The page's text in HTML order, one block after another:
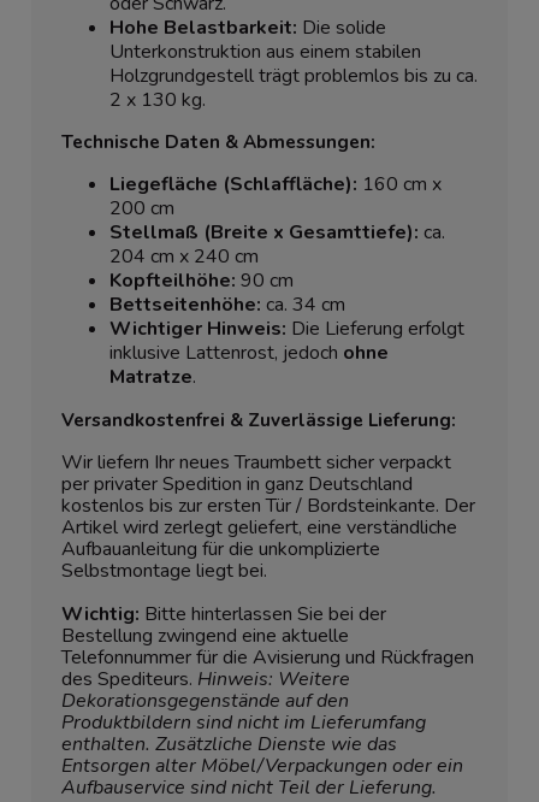
Hohe Belastbarkeit: Die solide
Unterkonstruktion aus einem stabilen
Holzgrundgestell trägt problemlos bis zu ca.
2 x 130 kg.
Technische Daten & Abmessungen:
Liegefläche (Schlaffläche): 160 cm x
200 cm
Stellmaß (Breite x Gesamttiefe): ca.
204 cm x 240 cm
Kopfteilhöhe: 90 cm
Bettseitenhöhe: ca. 34 cm
Wichtiger Hinweis: Die Lieferung erfolgt
inklusive Lattenrost, jedoch ohne
Matratze.
Versandkostenfrei & Zuverlässige Lieferung:
Wir liefern Ihr neues Traumbett sicher verpackt
per privater Spedition in ganz Deutschland
kostenlos bis zur ersten Tür / Bordsteinkante. Der
Artikel wird zerlegt geliefert, eine verständliche
Aufbauanleitung für die unkomplizierte
Selbstmontage liegt bei.
Wichtig: Bitte hinterlassen Sie bei der
Bestellung zwingend eine aktuelle
Telefonnummer für die Avisierung und Rückfragen
des Spediteurs. Hinweis: Weitere
Dekorationsgegenstände auf den
Produktbildern sind nicht im Lieferumfang
enthalten. Zusätzliche Dienste wie das
Entsorgen alter Möbel/Verpackungen oder ein
Aufbauservice sind nicht Teil der Lieferung.